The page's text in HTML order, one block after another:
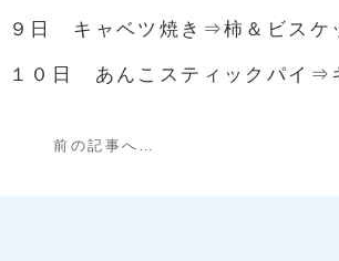
９日 キャベツ焼き⇒柿＆ビスケ
１０日 あんこスティックパイ⇒
前の記事へ…